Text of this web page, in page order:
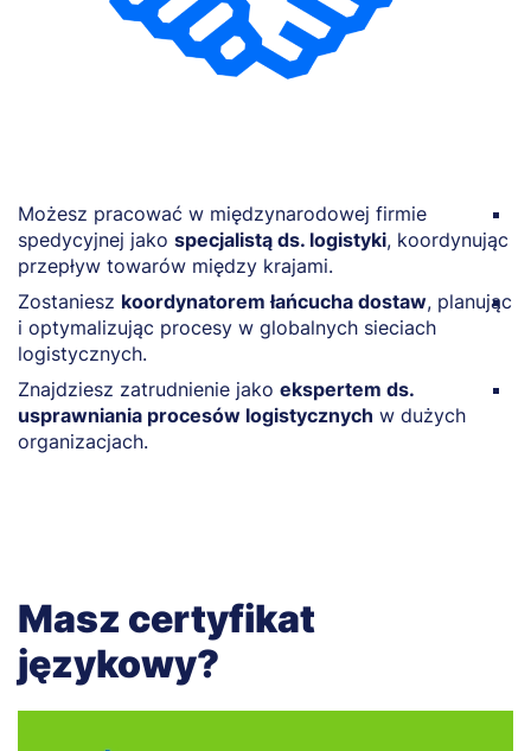
Możesz pracować w międzynarodowej firmie
spedycyjnej jako specjalistą ds. logistyki, koordynując
przepływ towarów między krajami.
Zostaniesz koordynatorem łańcucha dostaw, planując
i optymalizując procesy w globalnych sieciach
logistycznych.
Znajdziesz zatrudnienie jako ekspertem ds.
usprawniania procesów logistycznych w dużych
organizacjach.
Masz certyfikat
językowy?